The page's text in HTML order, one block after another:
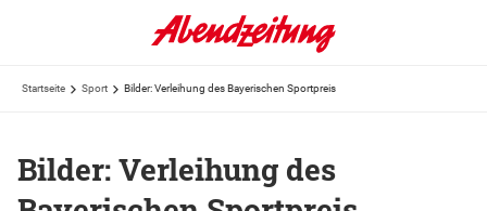
Startseite Sport Bilder: Verleihung des Bayerischen Sportpreis
Bilder: Verleihung des